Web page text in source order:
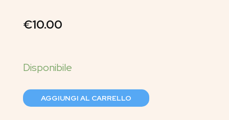
€10.00
AGGIUNGI AL CARRELLO